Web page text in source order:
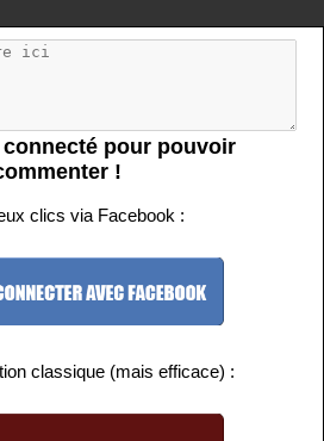
pour pouvoir
!
clics via Facebook :
classique (mais efficace) :